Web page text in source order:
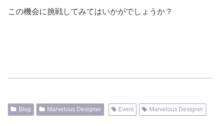
この機会に挑戦してみてはいかがでしょうか？
Blog Marvelous Designer Event Marvelous Designer